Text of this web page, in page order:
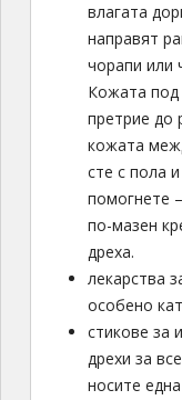
влагата
направят
чорапи или
Кожата
претрие до
кожата
сте с пола
помогнете
по-мазен
дреха.
лекарства
особено
стикове за
дрехи за
носите